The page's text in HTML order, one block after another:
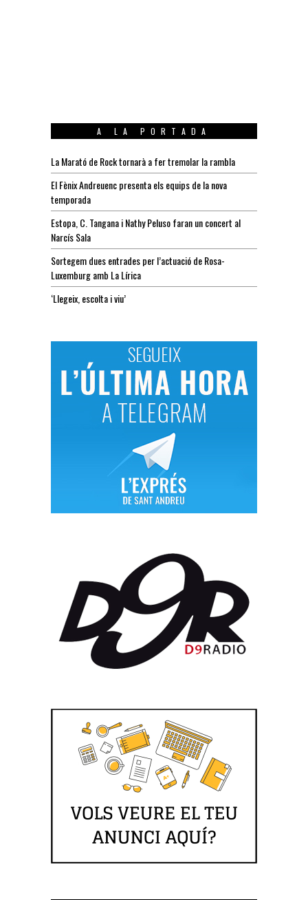
A LA PORTADA
La Marató de Rock tornarà a fer tremolar la rambla
El Fènix Andreuenc presenta els equips de la nova
temporada
Estopa, C. Tangana i Nathy Peluso faran un concert al
Narcís Sala
Sortegem dues entrades per l’actuació de Rosa-
Luxemburg amb La Lírica
‘Llegeix, escolta i viu’